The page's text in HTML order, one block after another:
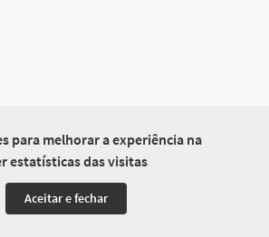
para melhorar a experiência na
estatísticas das visitas
Aceitar e fechar